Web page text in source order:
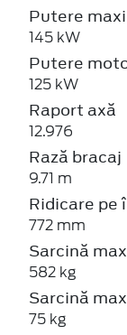
Putere
145 kW
Putere
125 kW
Raport axă
12.976
Rază bracaj
9.71 m
Ridicare pe
772 mm
Sarcină
582 kg
Sarcină
75 kg